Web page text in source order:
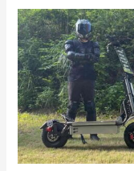
o
u
t
o
f
5